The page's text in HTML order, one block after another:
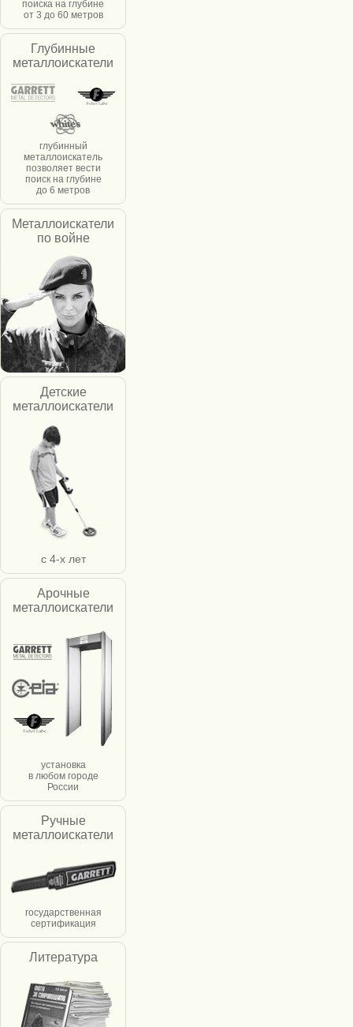
поиска на глубине
от 3 до 60 метров
Глубинные
металлоискатели
глубинный
металлоискатель
позволяет вести
поиск на глубине
до 6 метров
Металлоискатели
по войне
Детские
металлоискатели
с 4-х лет
Арочные
металлоискатели
установка
в любом городе
России
Ручные
металлоискатели
государственная
сертификация
Литература